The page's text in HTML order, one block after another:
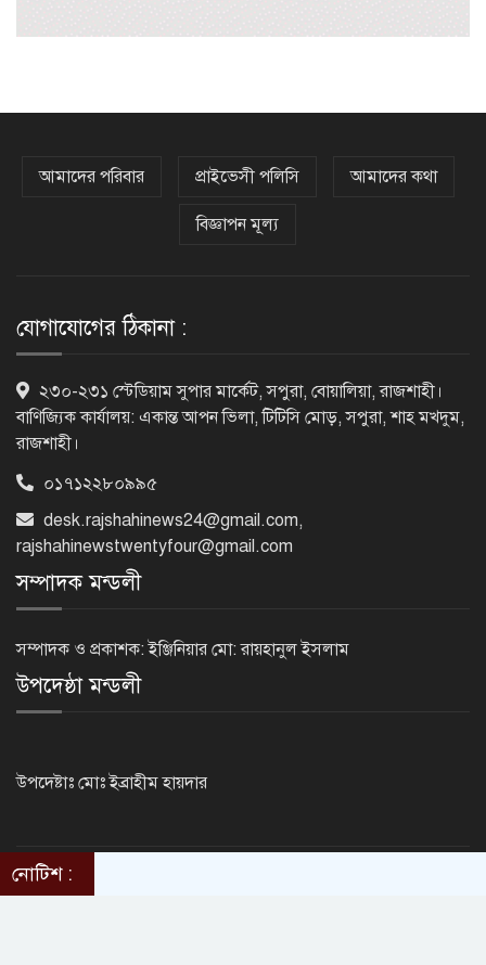
হরমুজ চুক্তির বিনিময়ে ইরানের বন্দর
করা সম্ভব নয়: ট্রাম্পের শীর্ষ জেনারেল
৫৪ রানে অলআউট হয়ে ইনিংস ব্যবধানে
হারল বাংলাদেশ
মন্তব্য থেকে ইউ-টার্ন কঙ্গনা রনৌতের
জেনে নিন মুক্তির উপায়
আমাদের পরিবার প্রাইভেসী পলিসি আমাদের কথা
বিজ্ঞাপন মূল্য
যোগাযোগের ঠিকানা :
২৩০-২৩১ স্টেডিয়াম সুপার মার্কেট, সপুরা, বোয়ালিয়া, রাজশাহী।
বাণিজ্যিক কার্যালয়: একান্ত আপন ভিলা, টিটিসি মোড়, সপুরা, শাহ মখদুম,
রাজশাহী।
০১৭১২২৮০৯৯৫
desk.rajshahinews24@gmail.com,
rajshahinewstwentyfour@gmail.com
সম্পাদক মন্ডলী
সম্পাদক ও প্রকাশক: ইঞ্জিনিয়ার মো: রায়হানুল ইসলাম
উপদেষ্ঠা মন্ডলী
উপদেষ্টাঃ মোঃ ইব্রাহীম হায়দার
©2014 - 2024. RajshahiNews24.Com . All rights reserved.
নোটিশ :